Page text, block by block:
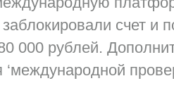
счет и
000 рублей.